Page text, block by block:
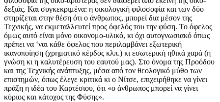
δεξιάς. Και συγκεκριμένα: η οικολογική φιλοσοφία και των δύο
στηρίζεται στην θέση ότι ο άνθρωπος, μπορεί δια μέσον της
Τεχνικής, να εκμεταλλευτεί προς όφελός του την φύση. Το όφελος
όμως αυτό είναι μόνο οικονομο-υλικό, κι όχι αυτογνωσιακό όπως
πρέπει να ‘ναι κάθε όφελος που περιλαμβάνει εξωτερική
ικανοποίηση (χρηματικό κέρδος κλπ.) κι εσωτερική ηθικά χαρά (η
γνώση κι η καλυτέρευση του εαυτού μας). Στο όνομα της Προόδου
και της Τεχνικής ανάπτυξης, μέσα από τον θεολογικό μύθο των
επιστημών, όπως έλεγε κριτικά κι ο Νίτσε, επιχειρήθηκε να γίνει
πράξη η ιδέα του Καρτέσιου, ότι «ο άνθρωπος μπορεί να γίνει
κύριος και κάτοχος της Φύσης».